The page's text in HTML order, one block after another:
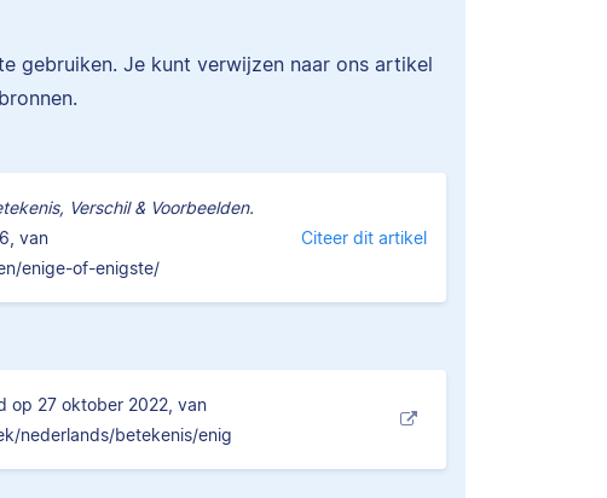
gebruiken. Je kunt verwijzen naar ons artikel
Verschil & Voorbeelden.
van
enige-of-enigste/
Citeer dit artikel
op 27 oktober 2022, van
nederlands/betekenis/enig